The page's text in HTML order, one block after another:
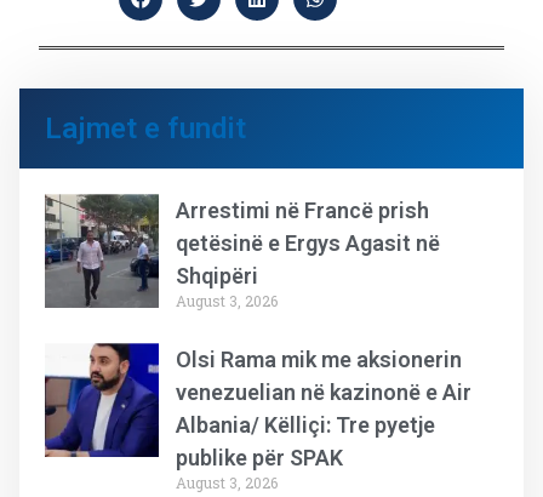
Lajmet e fundit
Arrestimi në Francë prish
qetësinë e Ergys Agasit në
Shqipëri
August 3, 2026
Olsi Rama mik me aksionerin
venezuelian në kazinonë e Air
Albania/ Këlliçi: Tre pyetje
publike për SPAK
August 3, 2026